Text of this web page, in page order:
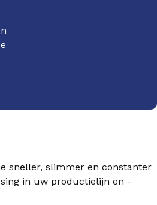
sneller, slimmer en constanter
in uw productielijn en -